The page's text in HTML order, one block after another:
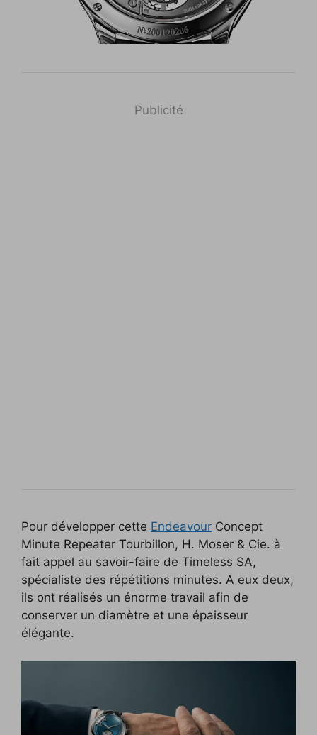
Publicité
Pour développer cette Endeavour Concept
Minute Repeater Tourbillon, H. Moser & Cie. à
fait appel au savoir-faire de Timeless SA,
spécialiste des répétitions minutes. A eux deux,
ils ont réalisés un énorme travail afin de
conserver un diamètre et une épaisseur
élégante.